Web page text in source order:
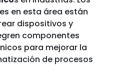
en esta área están
dispositivos y
componentes
para mejorar la
de procesos